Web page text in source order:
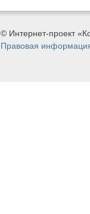
© Интернет-проект
Правовая